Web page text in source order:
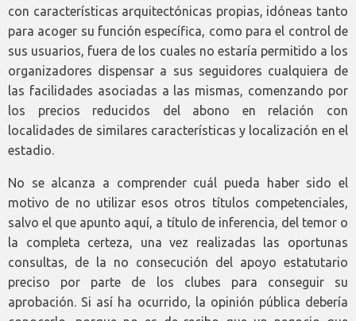
con características arquitectónicas propias, idóneas tanto
para acoger su función específica, como para el control de
sus usuarios, fuera de los cuales no estaría permitido a los
organizadores dispensar a sus seguidores cualquiera de
las facilidades asociadas a las mismas, comenzando por
los precios reducidos del abono en relación con
localidades de similares características y localización en el
estadio.
No se alcanza a comprender cuál pueda haber sido el
motivo de no utilizar esos otros títulos competenciales,
salvo el que apunto aquí, a título de inferencia, del temor o
la completa certeza, una vez realizadas las oportunas
consultas, de la no consecución del apoyo estatutario
preciso por parte de los clubes para conseguir su
aprobación. Si así ha ocurrido, la opinión pública debería